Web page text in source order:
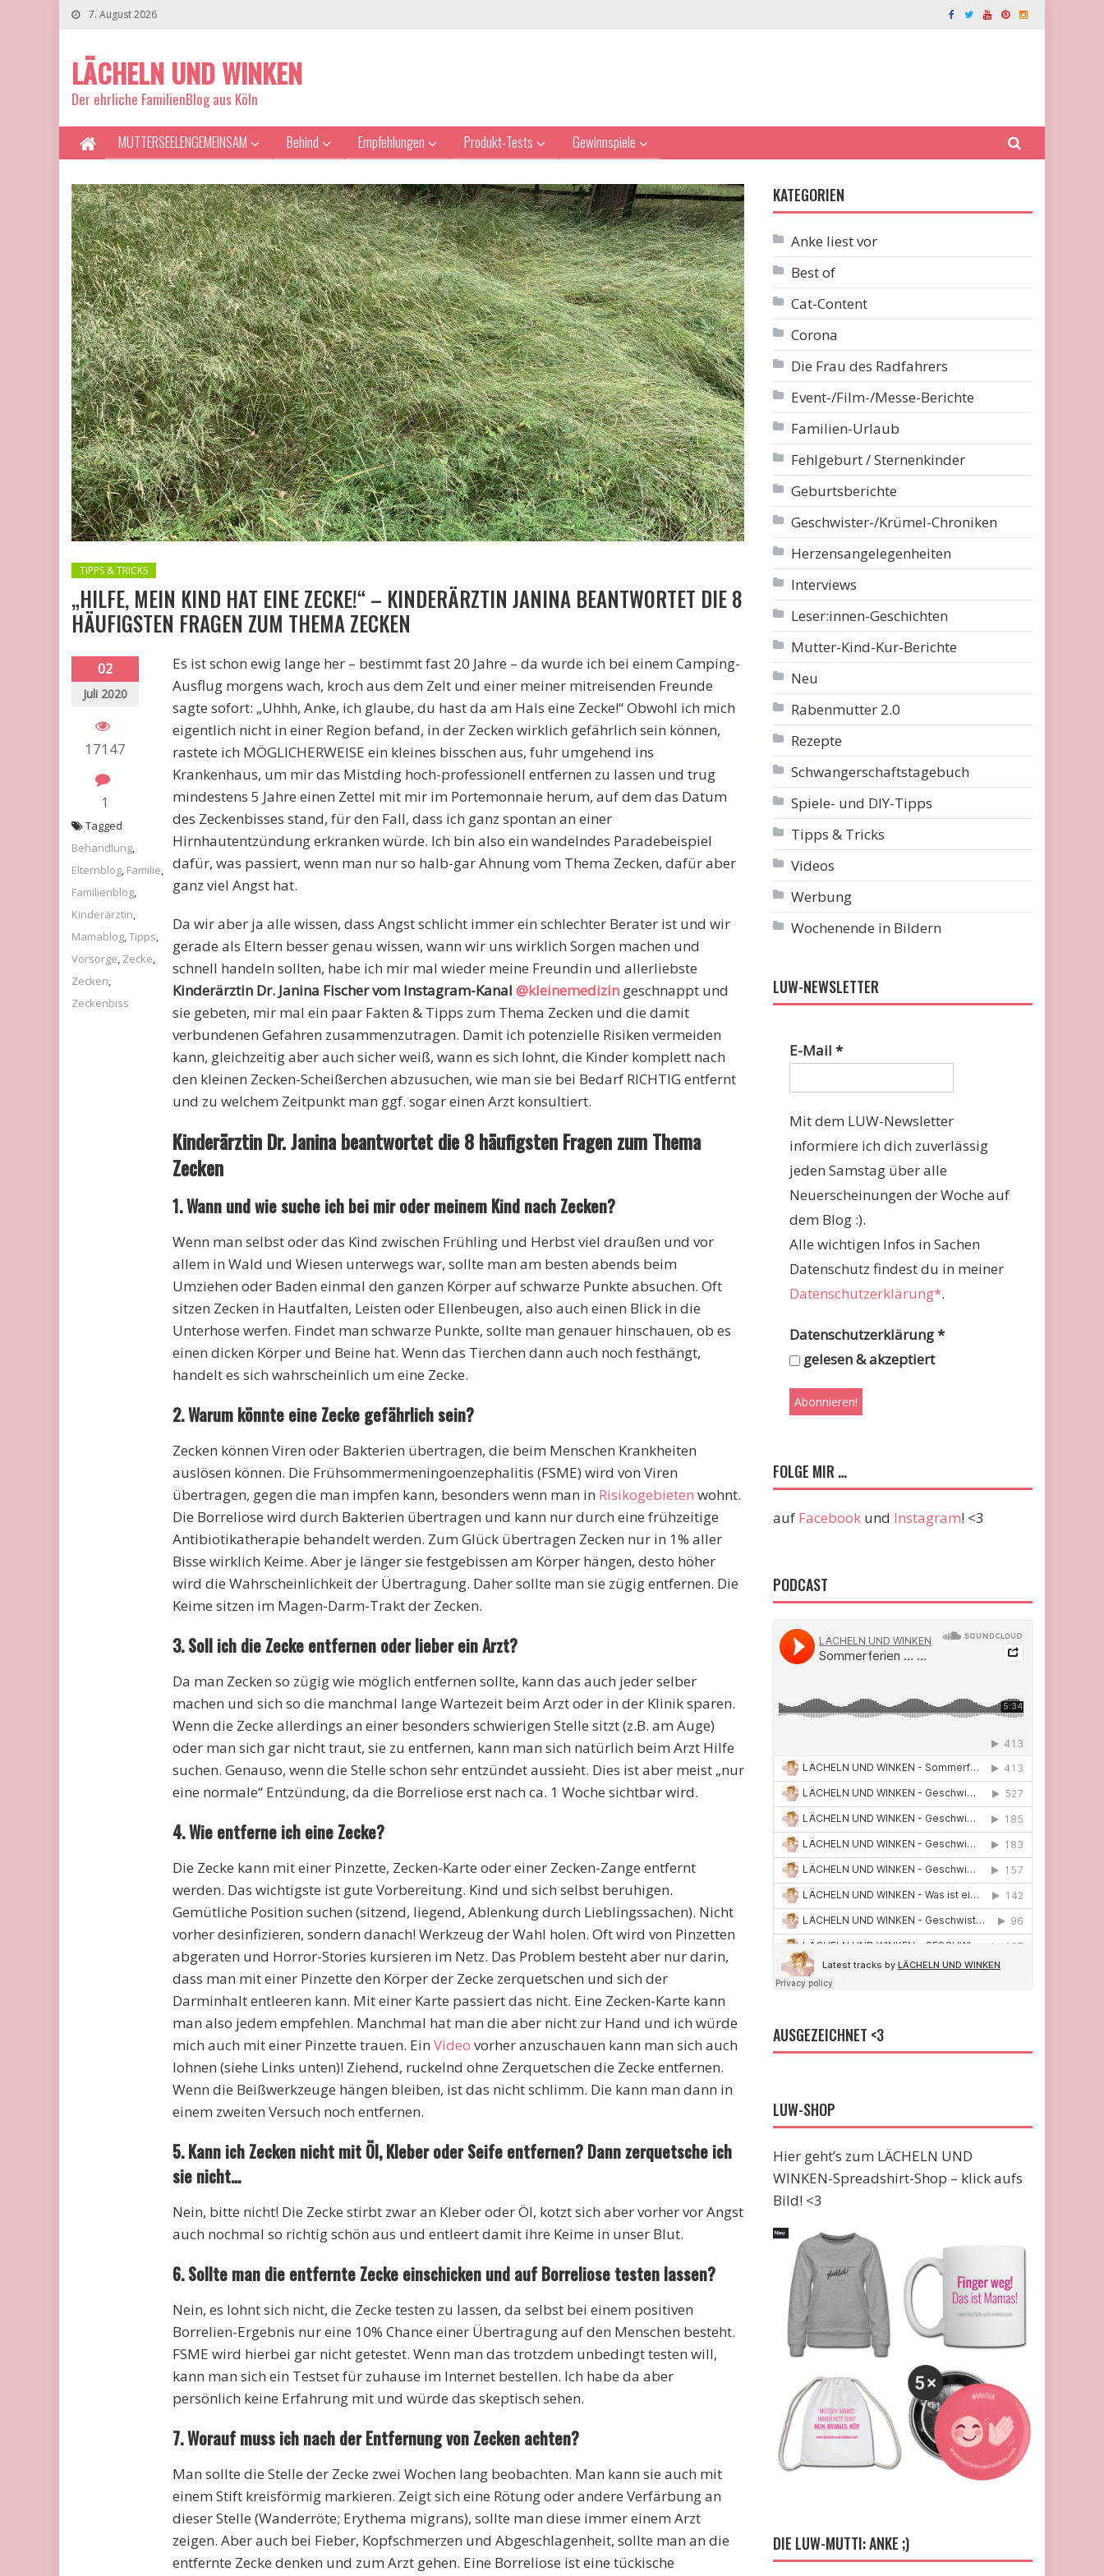
7. August 2026
LÄCHELN UND WINKEN
Der ehrliche FamilienBlog aus Köln
MUTTERSEELENGEMEINSAM Behind Empfehlungen Produkt-Tests Gewinnspiele
TIPPS & TRICKS
„HILFE, MEIN KIND HAT EINE ZECKE!“ – KINDERÄRZTIN JANINA BEANTWORTET DIE 8
HÄUFIGSTEN FRAGEN ZUM THEMA ZECKEN
02
Juli 2020
17147
1
Es ist schon ewig lange her – bestimmt fast 20 Jahre – da wurde ich bei einem Camping-
Ausflug morgens wach, kroch aus dem Zelt und einer meiner mitreisenden Freunde
sagte sofort: „Uhhh, Anke, ich glaube, du hast da am Hals eine Zecke!“ Obwohl ich mich
eigentlich nicht in einer Region befand, in der Zecken wirklich gefährlich sein können,
rastete ich MÖGLICHERWEISE ein kleines bisschen aus, fuhr umgehend ins
Krankenhaus, um mir das Mistding hoch-professionell entfernen zu lassen und trug
mindestens 5 Jahre einen Zettel mit mir im Portemonnaie herum, auf dem das Datum
des Zeckenbisses stand, für den Fall, dass ich ganz spontan an einer
Hirnhautentzündung erkranken würde. Ich bin also ein wandelndes Paradebeispiel
dafür, was passiert, wenn man nur so halb-gar Ahnung vom Thema Zecken, dafür aber
ganz viel Angst hat.
Da wir aber ja alle wissen, dass Angst schlicht immer ein schlechter Berater ist und wir
gerade als Eltern besser genau wissen, wann wir uns wirklich Sorgen machen und
schnell handeln sollten, habe ich mir mal wieder meine Freundin und allerliebste
Kinderärztin Dr. Janina Fischer vom Instagram-Kanal @kleinemedizingeschnappt und
sie gebeten, mir mal ein paar Fakten & Tipps zum Thema Zecken und die damit
verbundenen Gefahren zusammenzutragen. Damit ich potenzielle Risiken vermeiden
kann, gleichzeitig aber auch sicher weiß, wann es sich lohnt, die Kinder komplett nach
den kleinen Zecken-Scheißerchen abzusuchen, wie man sie bei Bedarf RICHTIG entfernt
und zu welchem Zeitpunkt man ggf. sogar einen Arzt konsultiert.
Kinderärztin Dr. Janina beantwortet die 8 häufigsten Fragen zum Thema
Zecken
1. Wann und wie suche ich bei mir oder meinem Kind nach Zecken?
Wenn man selbst oder das Kind zwischen Frühling und Herbst viel draußen und vor
allem in Wald und Wiesen unterwegs war, sollte man am besten abends beim
Umziehen oder Baden einmal den ganzen Körper auf schwarze Punkte absuchen. Oft
sitzen Zecken in Hautfalten, Leisten oder Ellenbeugen, also auch einen Blick in die
Unterhose werfen. Findet man schwarze Punkte, sollte man genauer hinschauen, ob es
einen dicken Körper und Beine hat. Wenn das Tierchen dann auch noch festhängt,
handelt es sich wahrscheinlich um eine Zecke.
2. Warum könnte eine Zecke gefährlich sein?
Zecken können Viren oder Bakterien übertragen, die beim Menschen Krankheiten
auslösen können. Die Frühsommermeningoenzephalitis (FSME) wird von Viren
übertragen, gegen die man impfen kann, besonders wenn man in Risikogebieten wohnt.
Die Borreliose wird durch Bakterien übertragen und kann nur durch eine frühzeitige
Antibiotikatherapie behandelt werden. Zum Glück übertragen Zecken nur in 1% aller
Bisse wirklich Keime. Aber je länger sie festgebissen am Körper hängen, desto höher
wird die Wahrscheinlichkeit der Übertragung. Daher sollte man sie zügig entfernen. Die
Keime sitzen im Magen-Darm-Trakt der Zecken.
3. Soll ich die Zecke entfernen oder lieber ein Arzt?
Da man Zecken so zügig wie möglich entfernen sollte, kann das auch jeder selber
machen und sich so die manchmal lange Wartezeit beim Arzt oder in der Klinik sparen.
Wenn die Zecke allerdings an einer besonders schwierigen Stelle sitzt (z.B. am Auge)
oder man sich gar nicht traut, sie zu entfernen, kann man sich natürlich beim Arzt Hilfe
suchen. Genauso, wenn die Stelle schon sehr entzündet aussieht. Dies ist aber meist „nur
eine normale“ Entzündung, da die Borreliose erst nach ca. 1 Woche sichtbar wird.
4. Wie entferne ich eine Zecke?
Die Zecke kann mit einer Pinzette, Zecken-Karte oder einer Zecken-Zange entfernt
werden. Das wichtigste ist gute Vorbereitung. Kind und sich selbst beruhigen.
Gemütliche Position suchen (sitzend, liegend, Ablenkung durch Lieblingssachen). Nicht
vorher desinfizieren, sondern danach! Werkzeug der Wahl holen. Oft wird von Pinzetten
abgeraten und Horror-Stories kursieren im Netz. Das Problem besteht aber nur darin,
dass man mit einer Pinzette den Körper der Zecke zerquetschen und sich der
Darminhalt entleeren kann. Mit einer Karte passiert das nicht. Eine Zecken-Karte kann
man also jedem empfehlen. Manchmal hat man die aber nicht zur Hand und ich würde
mich auch mit einer Pinzette trauen. Ein Video vorher anzuschauen kann man sich auch
lohnen (siehe Links unten)! Ziehend, ruckelnd ohne Zerquetschen die Zecke entfernen.
Wenn die Beißwerkzeuge hängen bleiben, ist das nicht schlimm. Die kann man dann in
einem zweiten Versuch noch entfernen.
5. Kann ich Zecken nicht mit Öl, Kleber oder Seife entfernen? Dann zerquetsche ich
sie nicht…
Nein, bitte nicht! Die Zecke stirbt zwar an Kleber oder Öl, kotzt sich aber vorher vor Angst
auch nochmal so richtig schön aus und entleert damit ihre Keime in unser Blut.
6. Sollte man die entfernte Zecke einschicken und auf Borreliose testen lassen?
Nein, es lohnt sich nicht, die Zecke testen zu lassen, da selbst bei einem positiven
Borrelien-Ergebnis nur eine 10% Chance einer Übertragung auf den Menschen besteht.
FSME wird hierbei gar nicht getestet. Wenn man das trotzdem unbedingt testen will,
kann man sich ein Testset für zuhause im Internet bestellen. Ich habe da aber
persönlich keine Erfahrung mit und würde das skeptisch sehen.
7. Worauf muss ich nach der Entfernung von Zecken achten?
Man sollte die Stelle der Zecke zwei Wochen lang beobachten. Man kann sie auch mit
einem Stift kreisförmig markieren. Zeigt sich eine Rötung oder andere Verfärbung an
dieser Stelle (Wanderröte; Erythema migrans), sollte man diese immer einem Arzt
zeigen. Aber auch bei Fieber, Kopfschmerzen und Abgeschlagenheit, sollte man an die
entfernte Zecke denken und zum Arzt gehen. Eine Borreliose ist eine tückische
Tagged
Behandlung
Elternblog Familie
Familienblog
Kinderärztin
Mamablog Tipps
Vorsorge Zecke
Zecken
Zeckenbiss
KATEGORIEN
Anke liest vor
Best of
Cat-Content
Corona
Die Frau des Radfahrers
Event-/Film-/Messe-Berichte
Familien-Urlaub
Fehlgeburt / Sternenkinder
Geburtsberichte
Geschwister-/Krümel-Chroniken
Herzensangelegenheiten
Interviews
Leser:innen-Geschichten
Mutter-Kind-Kur-Berichte
Neu
Rabenmutter 2.0
Rezepte
Schwangerschaftstagebuch
Spiele- und DIY-Tipps
Tipps & Tricks
Videos
Werbung
Wochenende in Bildern
LUW-NEWSLETTER
E-Mail*
Mit dem LUW-Newsletter
informiere ich dich zuverlässig
jeden Samstag über alle
Neuerscheinungen der Woche auf
dem Blog :).
Alle wichtigen Infos in Sachen
Datenschutz findest du in meiner
Datenschutzerklärung*.
Datenschutzerklärung*
gelesen & akzeptiert
FOLGE MIR …
auf Facebook und Instagram! <3
PODCAST
AUSGEZEICHNET <3
LUW-SHOP
Hier geht’s zum LÄCHELN UND
WINKEN-Spreadshirt-Shop – klick aufs
Bild! <3
DIE LUW-MUTTI: ANKE ;)